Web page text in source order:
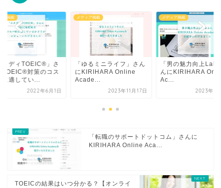
ア掲載
タディTOEIC®」さ
TOEIC®対策のコス
に適してい...
2022年6月1日
メディア掲載
「ゆるミニライフ」さん
にKIRIHARA Online
Acade...
2023年11月17日
メディア掲載
「男の魅力向上Lab.
んにKIRIHARA
Ac...
2023年6
「転職のサポートドットコム」さんに
KIRIHARA Online Aca...
TOEICの結果はいつ分かる？【オンライ